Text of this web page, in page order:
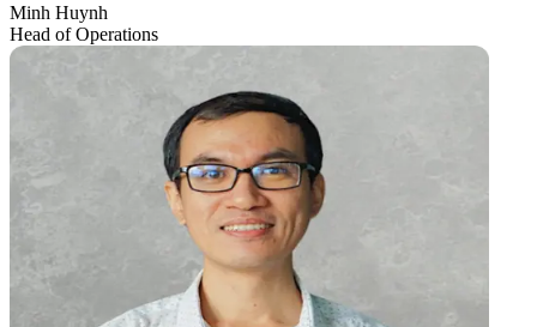
Minh Huynh
Head of Operations